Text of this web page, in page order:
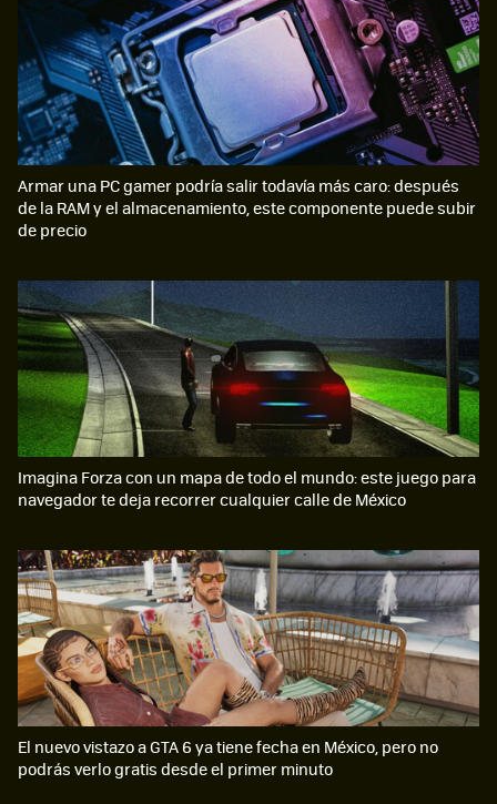
Armar una PC gamer podría salir todavía más caro: después
de la RAM y el almacenamiento, este componente puede subir
de precio
Imagina Forza con un mapa de todo el mundo: este juego para
navegador te deja recorrer cualquier calle de México
El nuevo vistazo a GTA 6 ya tiene fecha en México, pero no
podrás verlo gratis desde el primer minuto